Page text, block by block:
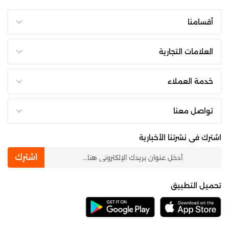
أقسامنا
العلامات التجارية
خدمة العملاء
تواصل معنا
اشترك فى نشرتنا الأخبارية
اشترك
تحميل التطبيق